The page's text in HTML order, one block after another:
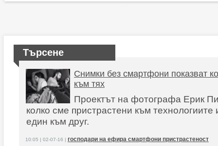
Търсене
Снимки без смартфони показват
към тях
Проектът на фотографа Ерик
колко сме пристрастени към технологиите
един към друг.
10:05 | 02-07-16 | господари на ефира смартфони пристрастеност